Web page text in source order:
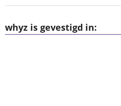
whyz is gevestigd in: